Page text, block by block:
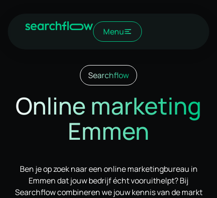
Menu
Searchflow
Online marketing
Emmen
Ben je op zoek naar een online marketingbureau in
Emmen dat jouw bedrijf écht vooruithelpt? Bij
Searchflow combineren we jouw kennis van de markt